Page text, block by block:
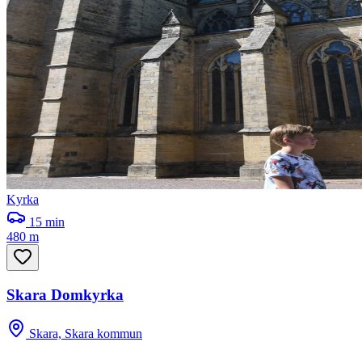
Kyrka
15 min
480 m
Skara Domkyrka
Skara, Skara kommun